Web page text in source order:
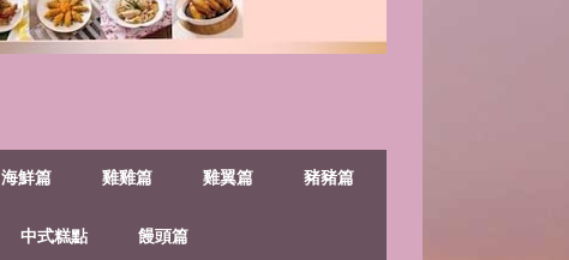
海鮮篇 雞雞篇 雞翼篇 豬豬篇
中式糕點 饅頭篇